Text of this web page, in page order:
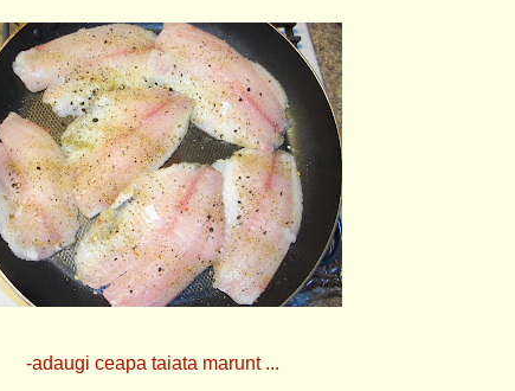
-adaugi ceapa taiata marunt ...